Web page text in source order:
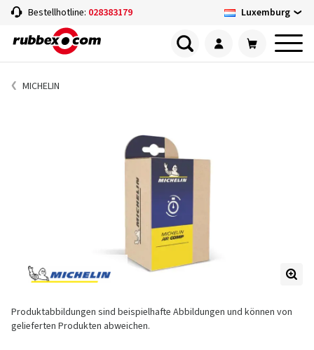
Bestellhotline: 028383179 Luxemburg
MICHELIN
Produktabbildungen sind beispielhafte Abbildungen und können von
gelieferten Produkten abweichen.